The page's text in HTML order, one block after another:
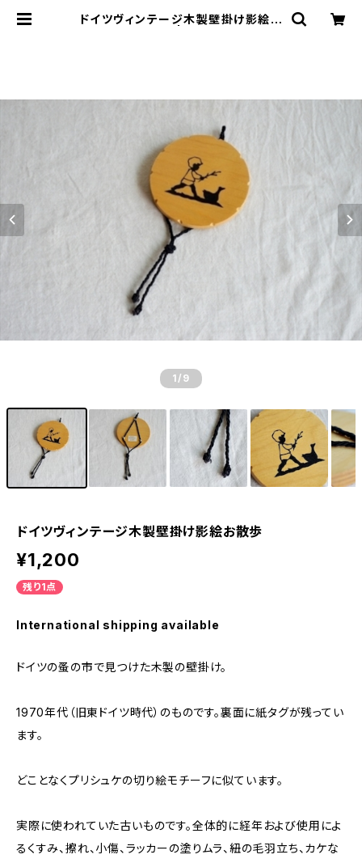
ドイツヴィンテージ木製壁掛け影絵お
1 /9
ドイツヴィンテージ木製壁掛け影絵お散歩
¥1,200
残り1点
International shipping available
ドイツの蚤の市で見つけた木製の壁掛け。
1970年代（旧東ドイツ時代）のものです。裏面に紙タグが残ってい
ます。
どことなくプリシュケの切り絵モチーフに似ています。
実際に使われていた古いものです。全体的に経年および使用によ
るくすみ、擦れ、小傷、ラッカーの塗りムラ、紐の毛羽立ち、カケな